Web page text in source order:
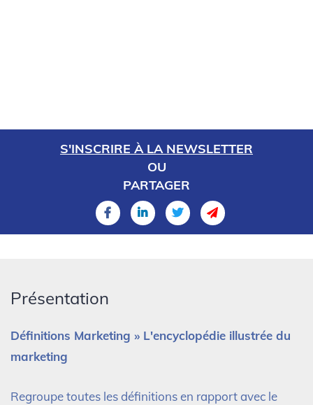
S'INSCRIRE À LA NEWSLETTER
OU
PARTAGER
Présentation
Définitions Marketing » L'encyclopédie illustrée du
marketing
Regroupe toutes les définitions en rapport avec le